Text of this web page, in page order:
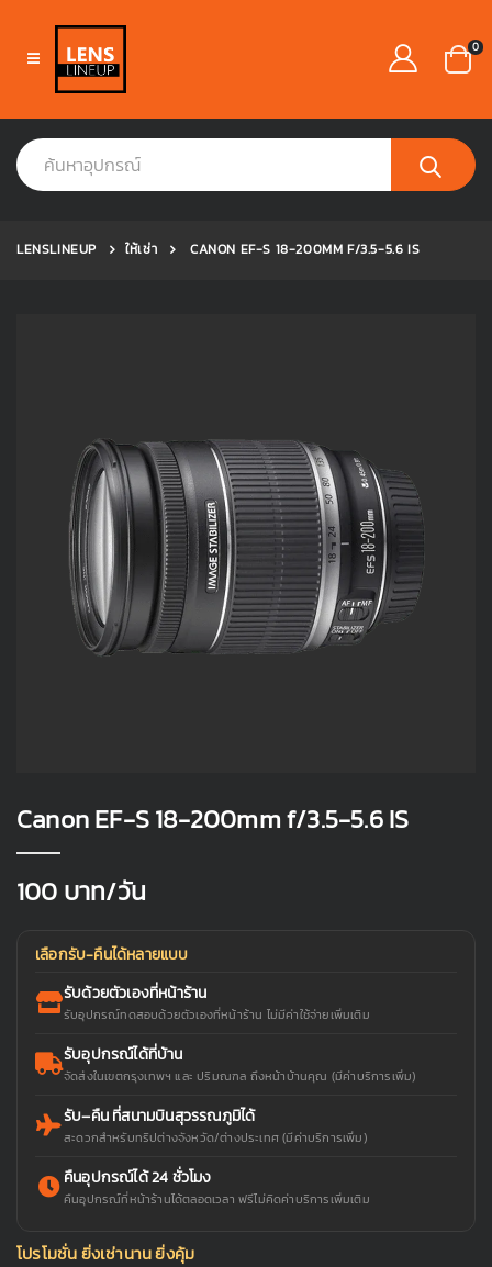
0
LENSLINEUP ให้เช่า CANON EF-S 18-200MM F/3.5-5.6 IS
Canon EF-S 18-200mm f/3.5-5.6 IS
100 บาท/วัน
เลือกรับ-คืนได้หลายแบบ
รับด้วยตัวเองที่หน้าร้าน
รับอุปกรณ์ทดสอบด้วยตัวเองที่หน้าร้าน ไม่มีค่าใช้จ่ายเพิ่มเติม
รับอุปกรณ์ได้ที่บ้าน
จัดส่งในเขตกรุงเทพฯ และ ปริมณฑล ถึงหน้าบ้านคุณ (มีค่าบริการเพิ่ม)
รับ–คืน ที่สนามบินสุวรรณภูมิได้
สะดวกสำหรับทริปต่างจังหวัด/ต่างประเทศ (มีค่าบริการเพิ่ม)
คืนอุปกรณ์ได้ 24 ชั่วโมง
คืนอุปกรณ์ที่หน้าร้านได้ตลอดเวลา ฟรีไม่คิดค่าบริการเพิ่มเติม
โปรโมชั่น ยิ่งเช่านาน ยิ่งคุ้ม